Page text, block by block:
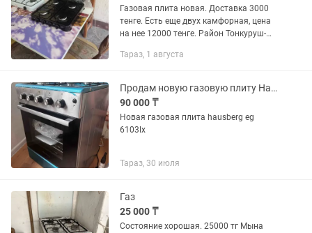
Газовая плита новая. Доставка 3000
тенге. Есть еще двух камфорная, цена
на нее 12000 тенге. Район Тонкуруш-
Тараз, 1 августа
Продам новую газовую плиту Hausberg
90 000 ₸
Новая газовая плита hausberg eg
6103lx
Тараз, 30 июля
Газ
25 000 ₸
Состояние хорошая. 25000 тг Мына